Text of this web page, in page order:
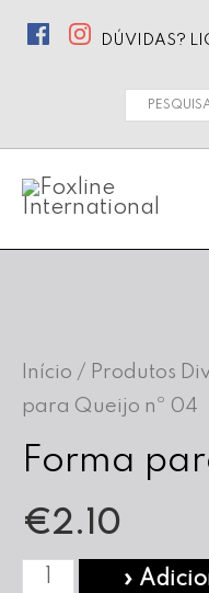
DÚVIDAS?
Início / Produtos
para Queijo nº 04
Forma
€2.10
Quantidade
»